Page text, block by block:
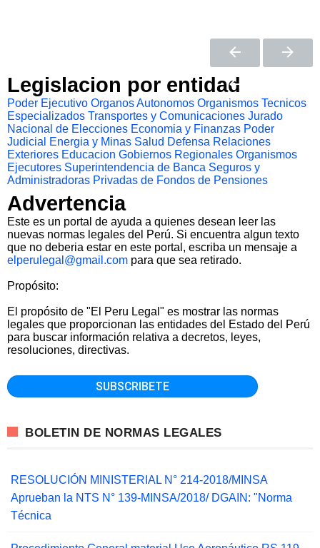
Legislacion por entidad
Poder Ejecutivo Organos Autonomos Organismos Tecnicos
Especializados Transportes y Comunicaciones Jurado
Nacional de Elecciones Economia y Finanzas Poder
Judicial
Energia y Minas Salud Defensa Relaciones
Exteriores Educacion Gobiernos Regionales Organismos
Ejecutores Superintendencia de Banca Seguros y
Administradoras Privadas de Fondos de Pensiones
Advertencia
Este es un portal de ayuda a quienes desean leer las
nuevas normas legales del Perú. Si encuentra algun texto
que no deberia estar en este portal, escriba un mensaje a
elperulegal@gmail.com para que sea retirado.
Propósito:
El propósito de "El Peru Legal" es mostrar las normas
legales que proporcionan las entidades del Estado del Perú
para buscar información relativa a decretos, leyes,
resoluciones, directivas.
BOLETIN DE NORMAS LEGALES
RESOLUCIÓN MINISTERIAL N° 214-2018/MINSA
Aprueban la NTS N° 139-MINSA/2018/ DGAIN: "Norma
Técnica